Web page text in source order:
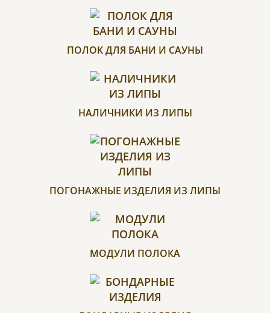
ПОЛОК ДЛЯ БАНИ И САУНЫ
НАЛИЧНИКИ ИЗ ЛИПЫ
ПОГОНАЖНЫЕ ИЗДЕЛИЯ ИЗ ЛИПЫ
МОДУЛИ ПОЛОКА